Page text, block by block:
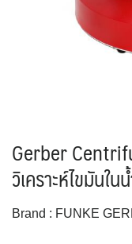
Gerber
วิเคราะห์ไขมันใน
Brand : FUNKE